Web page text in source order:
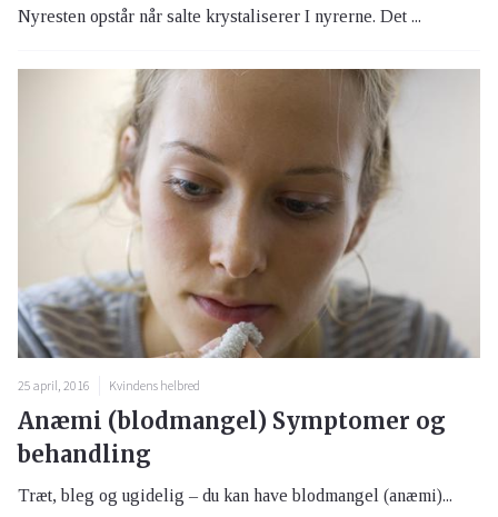
Nyresten opstår når salte krystaliserer I nyrerne. Det ...
25 april, 2016 Kvindens helbred
Anæmi (blodmangel) Symptomer og
behandling
Træt, bleg og ugidelig – du kan have blodmangel (anæmi)...